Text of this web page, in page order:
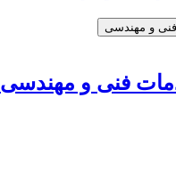
و مهندسی
فنی و مهندسی